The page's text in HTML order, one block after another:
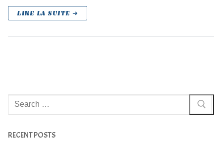
LIRE LA SUITE ➜
Rechercher
:
RECENT POSTS